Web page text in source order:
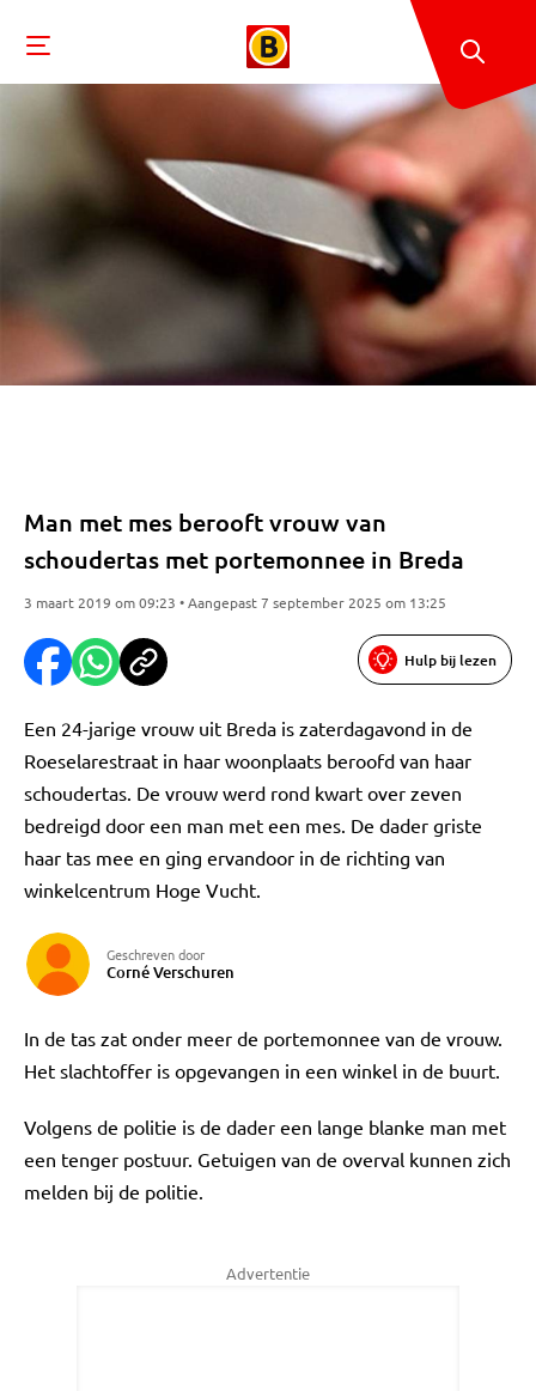
Man met mes berooft vrouw van
schoudertas met portemonnee in Breda
3 maart 2019 om 09:23 • Aangepast 7 september 2025 om 13:25
Hulp bij lezen
Een 24-jarige vrouw uit Breda is zaterdagavond in de
Roeselarestraat in haar woonplaats beroofd van haar
schoudertas. De vrouw werd rond kwart over zeven
bedreigd door een man met een mes. De dader griste
haar tas mee en ging ervandoor in de richting van
winkelcentrum Hoge Vucht.
Geschreven door
Corné Verschuren
In de tas zat onder meer de portemonnee van de vrouw.
Het slachtoffer is opgevangen in een winkel in de buurt.
Volgens de politie is de dader een lange blanke man met
een tenger postuur. Getuigen van de overval kunnen zich
melden bij de politie.
Advertentie